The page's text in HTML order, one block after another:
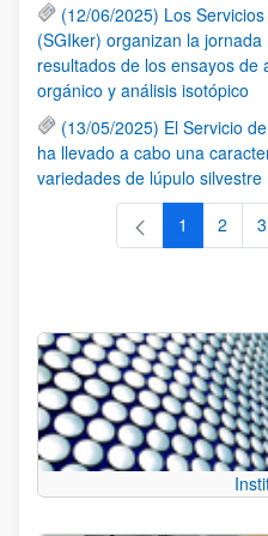
(12/06/2025) Los
(SGIker) organizan la
resultados de los ensayos de
orgánico y análisis isotópico
(13/05/2025) El Servicio
ha llevado a cabo una
variedades de lúpulo silvestre
Página
1 Página
2 3